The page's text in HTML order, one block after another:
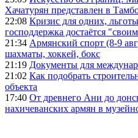
Хачатурян представлен в
22:08 Кризис для одних,
господдержка достаётся
21:34 Армянский спорт (8-9
шахматы, хоккей, бокс
21:19 Документы для
21:02 Как подобрать
объекта
17:40 От древнего Ани до
нахичеванских армян в